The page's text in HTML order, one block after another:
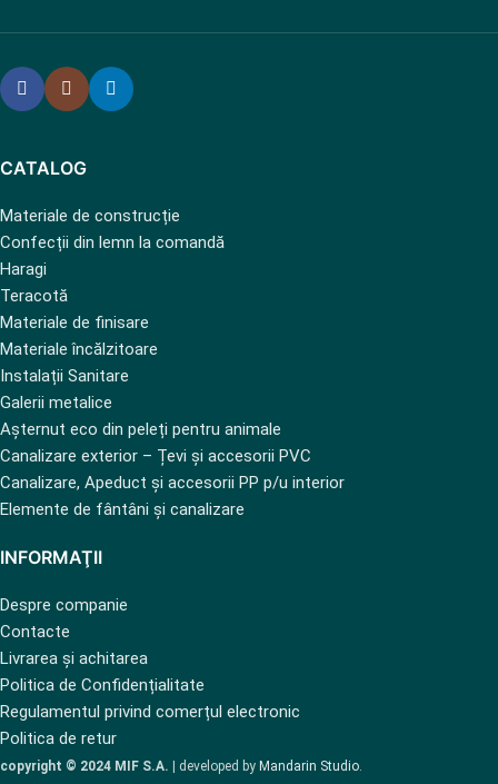
CATALOG
Materiale de construcție
Confecții din lemn la comandă
Haragi
Teracotă
Materiale de finisare
Materiale încălzitoare
Instalații Sanitare
Galerii metalice
Așternut eco din peleți pentru animale
Canalizare exterior – Țevi și accesorii PVC
Canalizare, Apeduct și accesorii PP p/u interior
Elemente de fântâni și canalizare
INFORMAŢII
Despre companie
Contacte
Livrarea și achitarea
Politica de Confidențialitate
Regulamentul privind comerțul electronic
Politica de retur
copyright © 2024 MIF S.A. | developed by Mandarin Studio.